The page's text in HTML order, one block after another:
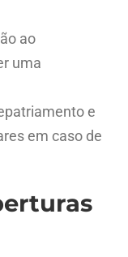
ao
uma
e
em caso de